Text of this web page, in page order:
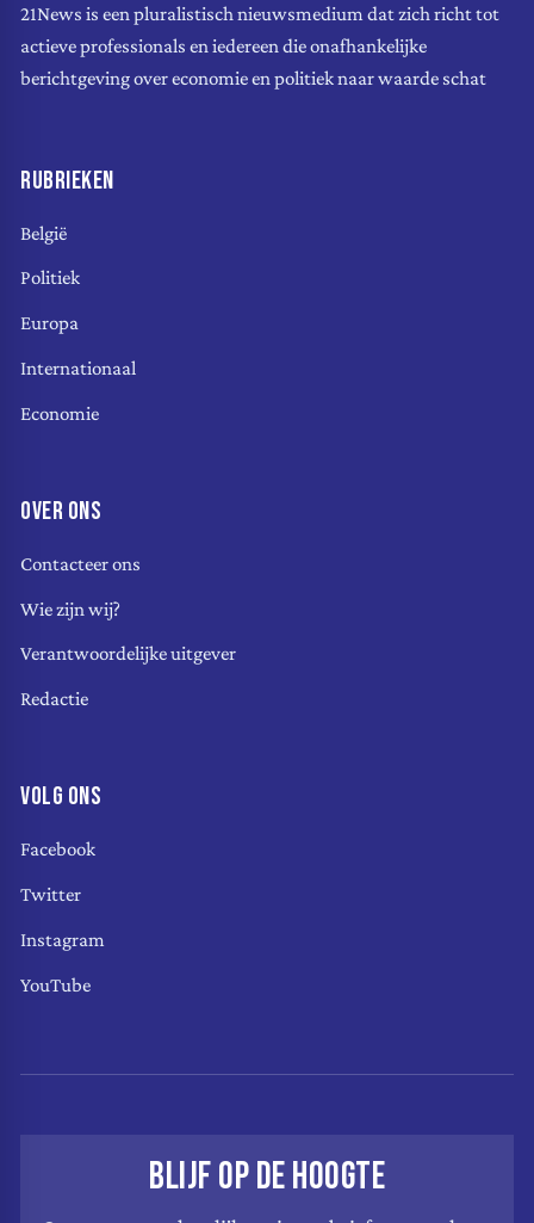
21News is een pluralistisch nieuwsmedium dat zich richt tot
actieve professionals en iedereen die onafhankelijke
berichtgeving over economie en politiek naar waarde schat
RUBRIEKEN
België
Politiek
Europa
Internationaal
Economie
OVER ONS
Contacteer ons
Wie zijn wij?
Verantwoordelijke uitgever
Redactie
VOLG ONS
Facebook
Twitter
Instagram
YouTube
BLIJF OP DE HOOGTE